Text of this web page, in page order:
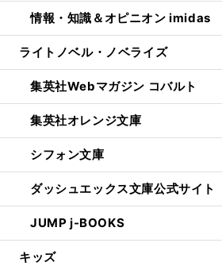
情報・知識＆オピニオン imidas
ライトノベル・ノベライズ
集英社Webマガジン コバルト
集英社オレンジ文庫
シフォン文庫
ダッシュエックス文庫公式サイト
JUMP j-BOOKS
キッズ